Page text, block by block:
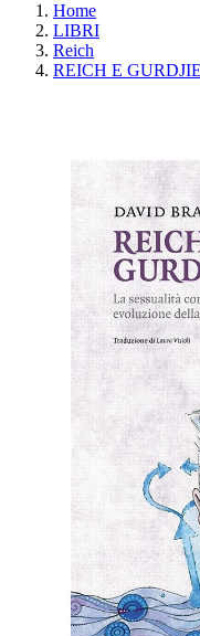
Home
LIBRI
Reich
REICH E